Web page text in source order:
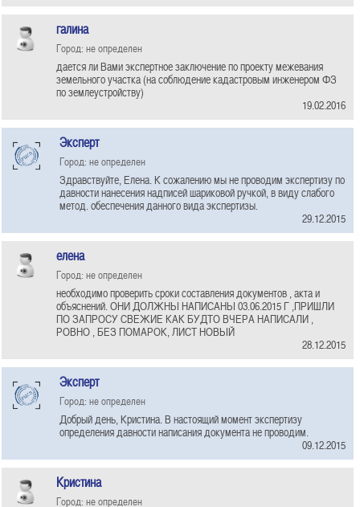
галина
Город: не определен
дается ли Вами экспертное заключение по проекту межевания
земельного участка (на соблюдение кадастровым инженером ФЗ
по землеустройству)
19.02.2016
Эксперт
Город: не определен
Здравствуйте, Елена. К сожалению мы не проводим экспертизу по
давности нанесения надписей шариковой ручкой, в виду слабого
метод. обеспечения данного вида экспертизы.
29.12.2015
елена
Город: не определен
необходимо проверить сроки составления документов , акта и
объяснений. ОНИ ДОЛЖНЫ НАПИСАНЫ 03.06.2015 Г ,ПРИШЛИ
ПО ЗАПРОСУ СВЕЖИЕ КАК БУДТО ВЧЕРА НАПИСАЛИ ,
РОВНО , БЕЗ ПОМАРОК, ЛИСТ НОВЫЙ
28.12.2015
Эксперт
Город: не определен
Добрый день, Кристина. В настоящий момент экспертизу
определения давности написания документа не проводим.
09.12.2015
Кристина
Город: не определен